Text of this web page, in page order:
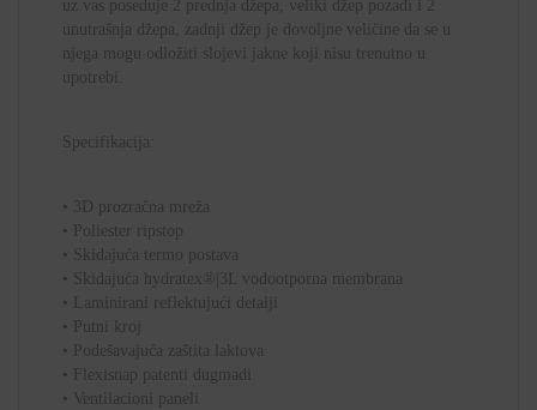
uz vas poseduje 2 prednja džepa, veliki džep pozadi i 2
unutrašnja džepa, zadnji džep je dovoljne veličine da se u
njega mogu odložiti slojevi jakne koji nisu trenutno u
upotrebi.
Specifikacija:
• 3D prozračna mreža
• Poliester ripstop
• Skidajuća termo postava
• Skidajuća hydratex®|3L vodootporna membrana
• Laminirani reflektujući detalji
• Putni kroj
• Podešavajuća zaštita laktova
• Flexisnap patenti dugmadi
• Ventilacioni paneli